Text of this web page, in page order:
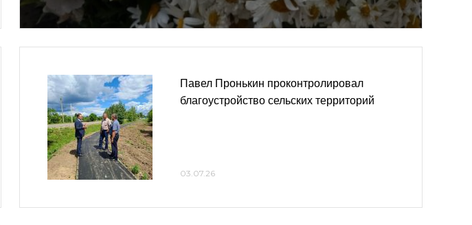
Павел Пронькин проконтролировал
благоустройство сельских территорий
03.07.26